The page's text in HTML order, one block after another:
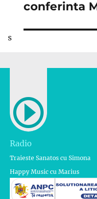
următor:
conferinta
s
Radio
Traieste Sanatos cu Simona
Happy Music cu Marius